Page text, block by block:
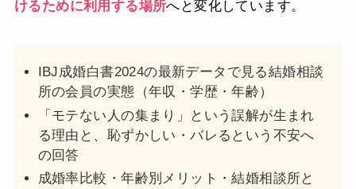
けるために利用する場所へと変化しています。
IBJ成婚白書2024の最新データで見る結婚相談
所の会員の実態（年収・学歴・年齢）
「モテない人の集まり」という誤解が生まれ
る理由と、恥ずかしい・バレるという不安へ
の回答
成婚率比較・年齢別メリット・結婚相談所と